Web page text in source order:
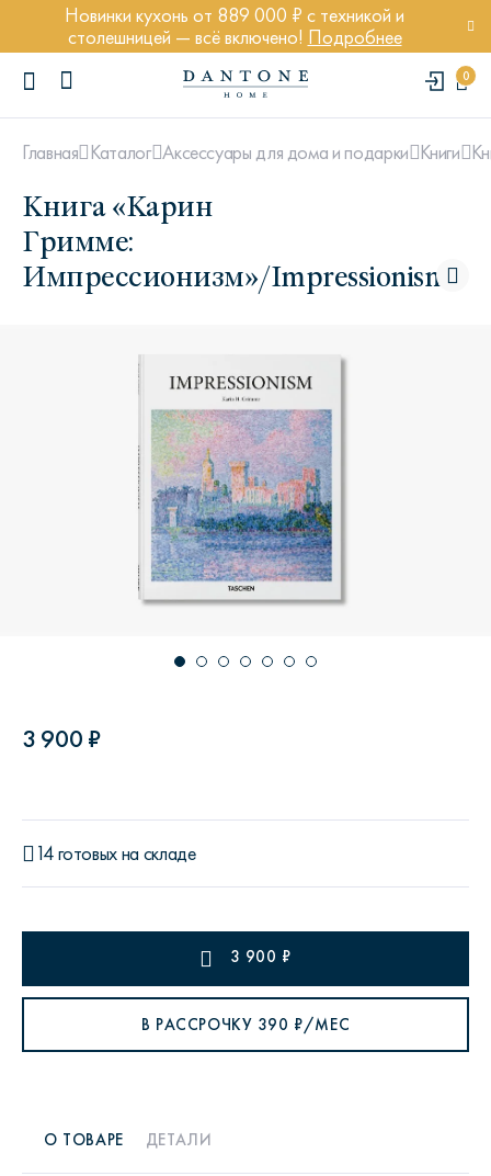
Новинки кухонь от 889 000 ₽ с техникой и
столешницей — всё включено! Подробнее
0
ПОПУЛЯРНЫЕ ЗАПРОСЫ
Кровать Ньюбери
Главная Каталог Аксессуары для дома и подарки Книги
Книга «Карин
Гримме:
Импрессионизм»/Impressionism
3 900 ₽
14 готовых на складе
3 900 ₽
В РАССРОЧКУ 390 ₽/МЕС
О ТОВАРЕ ДЕТАЛИ